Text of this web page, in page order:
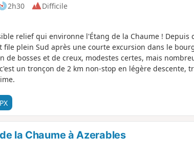
2h30
Difficile
relief qui environne l'Étang de la Chaume ! Depuis
plein Sud après une courte excursion dans le
de bosses et de creux, modestes certes, mais
un tronçon de 2 km non-stop en légère descente,
la Chaume à Azerables